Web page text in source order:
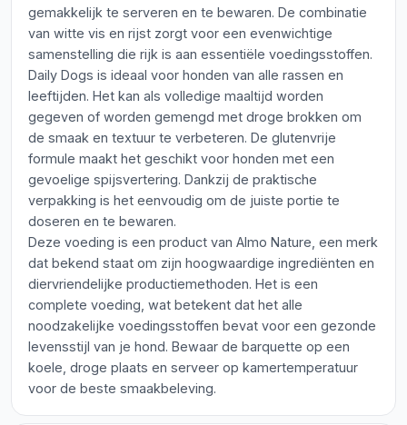
gemakkelijk te serveren en te bewaren. De combinatie
van witte vis en rijst zorgt voor een evenwichtige
samenstelling die rijk is aan essentiële voedingsstoffen.
Daily Dogs is ideaal voor honden van alle rassen en
leeftijden. Het kan als volledige maaltijd worden
gegeven of worden gemengd met droge brokken om
de smaak en textuur te verbeteren. De glutenvrije
formule maakt het geschikt voor honden met een
gevoelige spijsvertering. Dankzij de praktische
verpakking is het eenvoudig om de juiste portie te
doseren en te bewaren.
Deze voeding is een product van Almo Nature, een merk
dat bekend staat om zijn hoogwaardige ingrediënten en
diervriendelijke productiemethoden. Het is een
complete voeding, wat betekent dat het alle
noodzakelijke voedingsstoffen bevat voor een gezonde
levensstijl van je hond. Bewaar de barquette op een
koele, droge plaats en serveer op kamertemperatuur
voor de beste smaakbeleving.